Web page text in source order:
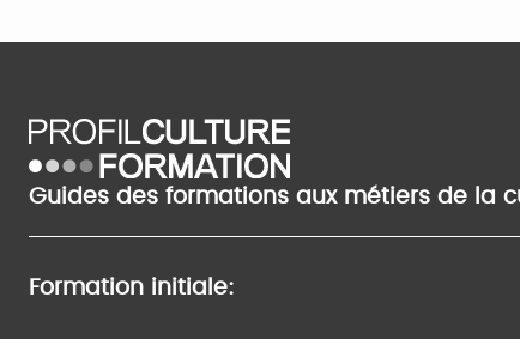
Guides des formations aux métiers de la
Formation initiale: